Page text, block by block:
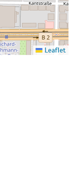
Leaflet